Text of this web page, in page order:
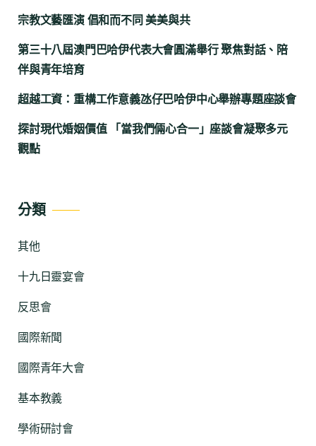
宗教文藝匯演 倡和而不同 美美與共
第三十八屆澳門巴哈伊代表大會圓滿舉行 聚焦對話、陪
伴與青年培育
超越工資：重構工作意義氹仔巴哈伊中心舉辦專題座談會
探討現代婚姻價值 「當我們倆心合一」座談會凝聚多元
觀點
分類
其他
十九日靈宴會
反思會
國際新聞
國際青年大會
基本教義
學術研討會